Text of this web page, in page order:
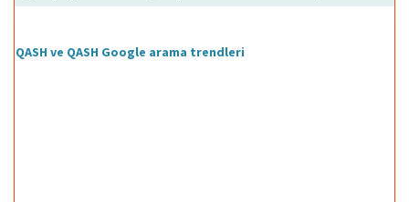
QASH ve QASH Google arama trendleri